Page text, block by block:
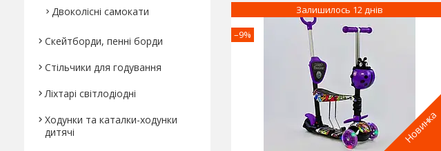
Новинка
–9%
Залишилось 12 днів
Двоколісні самокати
Скейтборди, пенні борди
Стільчики для годування
Ліхтарі світлодіодні
Ходунки та каталки-ходунки
дитячі